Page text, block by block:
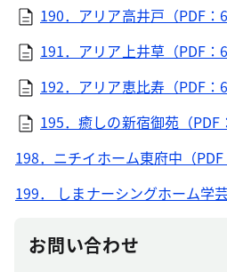
190．アリア高井戸（PDF：
191．アリア上井草（PDF：
192．アリア恵比寿（PDF：
195．癒しの新宿御苑（PDF
198．ニチイホーム東府中（PDF
199． しまナーシングホーム学
お問い合わせ